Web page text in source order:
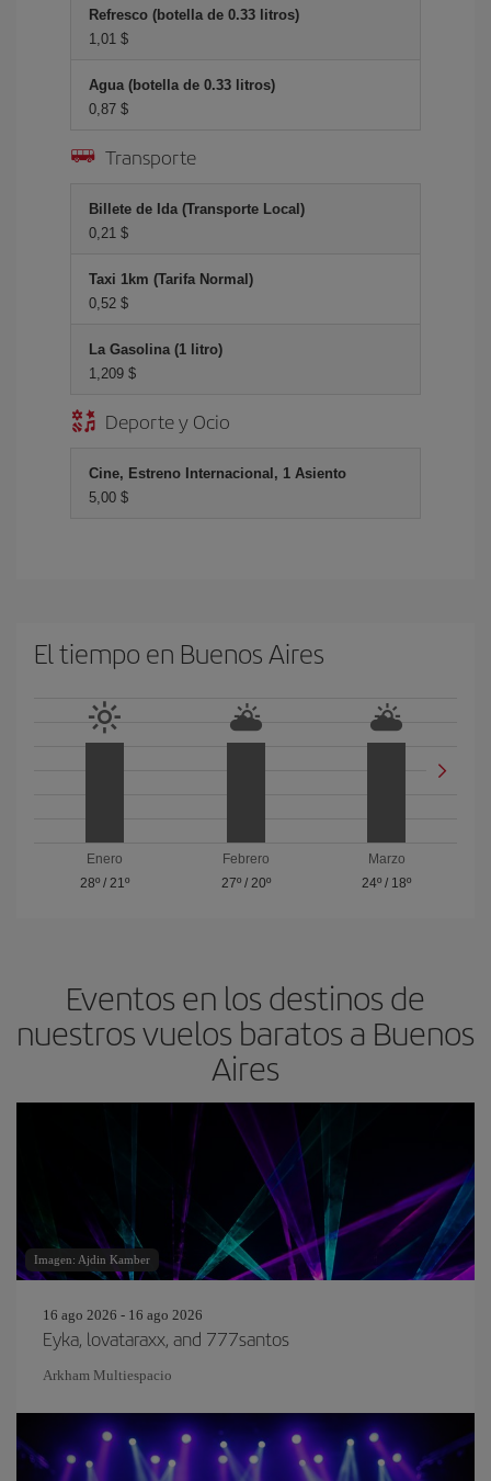
Refresco (botella de 0.33 litros)
1,01 $
Agua (botella de 0.33 litros)
0,87 $
Transporte
Billete de Ida (Transporte Local)
0,21 $
Taxi 1km (Tarifa Normal)
0,52 $
La Gasolina (1 litro)
1,209 $
Deporte y Ocio
Cine, Estreno Internacional, 1 Asiento
5,00 $
El tiempo en Buenos Aires
Enero
28º/ 21º
Febrero
27º/ 20º
Marzo
24º / 18º
Eventos en los destinos de
nuestros vuelos baratos a Buenos
Aires
Imagen: Ajdin Kamber
16 ago 2026 - 16 ago 2026
Eyka, lovataraxx, and 777santos
Arkham Multiespacio